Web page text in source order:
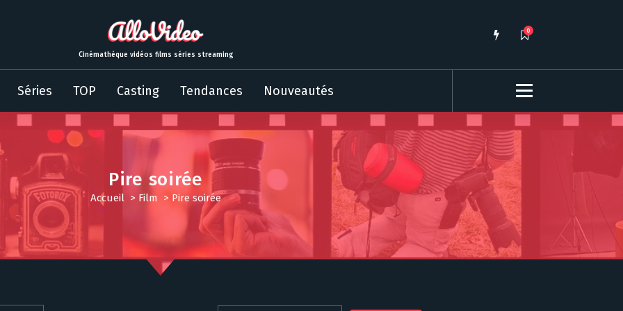
Cinémathèque vidéos films séries streaming
0
Séries TOP Casting Tendances Nouveautés
Pire soirée
Accueil > Film > Pire soirée